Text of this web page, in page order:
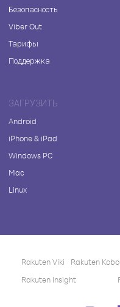
Безопасность
Viber Out
Тарифы
Поддержка
ЗАГРУЗИТЬ
Android
iPhone & iPad
Windows PC
Mac
Linux
Rakuten Viki Rakuten Kobo
Rakuten Insight